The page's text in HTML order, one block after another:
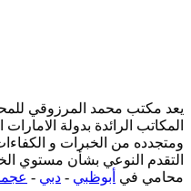
يعد مكتب محمد المرزوقي
المكاتب الرائدة بدولة
ومتجدده من الخبرات و
التقدم النوعي بشأن مستوي
محامي في أبوظبي - دبي -